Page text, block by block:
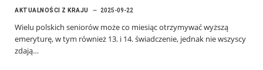
AKTUALNOŚCI Z KRAJU 2025-09-22
Wielu polskich seniorów może co miesiąc otrzymywać wyższą
emeryturę, w tym również 13. i 14. świadczenie, jednak nie wszyscy
zdają…